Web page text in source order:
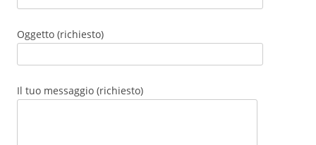
Oggetto (richiesto)
Il tuo messaggio (richiesto)